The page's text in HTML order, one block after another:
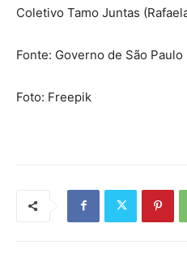
Coletivo Tamo Juntas
Fonte: Governo de São Paulo
Foto: Freepik